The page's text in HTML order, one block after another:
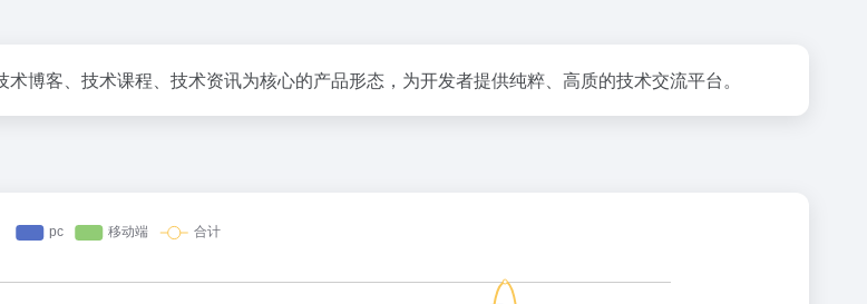
博客、技术课程、技术资讯为核心的产品形态，为开发者提供纯粹、高质的技术交流平台。